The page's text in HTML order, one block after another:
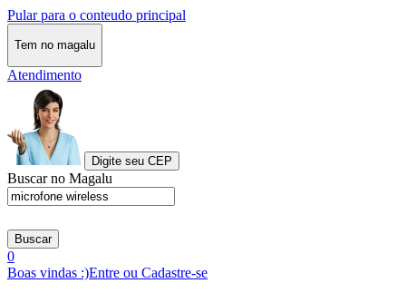
Pular para o conteudo principal
Tem no magalu
Atendimento
Digite seu CEP
Buscar no Magalu
Buscar
0
Boas vindas :)Entre ou Cadastre-se